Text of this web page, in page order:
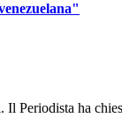
Periodista ha